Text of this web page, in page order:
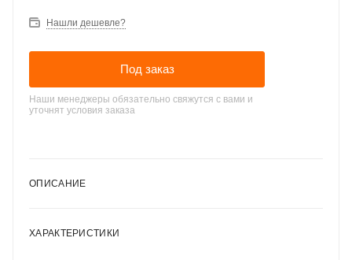
Нашли дешевле?
Под заказ
Наши менеджеры обязательно свяжутся с вами и
уточнят условия заказа
ОПИСАНИЕ
ХАРАКТЕРИСТИКИ